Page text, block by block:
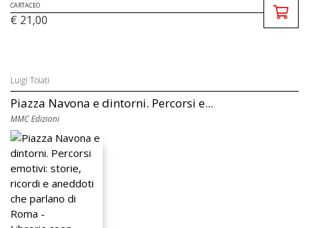
CARTACEO
€ 21,00
Luigi Toiati
Piazza Navona e dintorni. Percorsi e...
MMC Edizioni